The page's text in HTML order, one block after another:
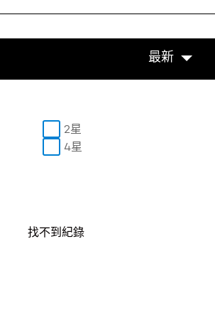
最新
2星
4星
找不到紀錄